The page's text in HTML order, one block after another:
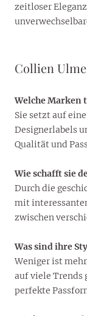
zeitloser
Collien
Welche Marken
Sie setzt auf
Designerlabels
Qualität und
Wie schafft sie
Durch die
mit
zwischen
Was sind ihre
Weniger ist
auf viele Trends
perfekte